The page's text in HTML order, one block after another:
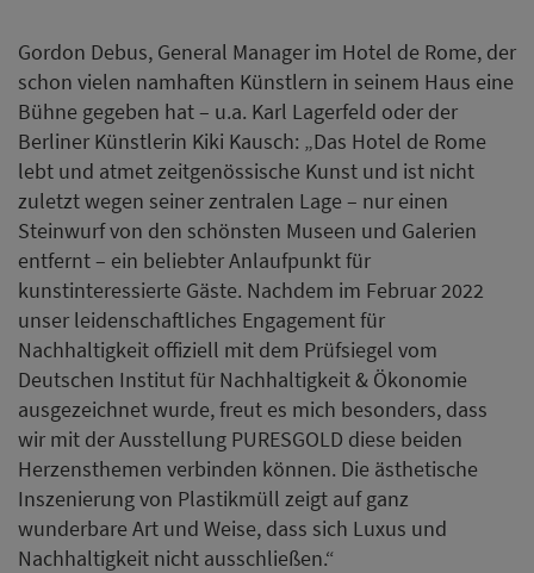
Gordon Debus, General Manager im Hotel de Rome, der
schon vielen namhaften Künstlern in seinem Haus eine
Bühne gegeben hat – u.a. Karl Lagerfeld oder der
Berliner Künstlerin Kiki Kausch: „Das Hotel de Rome
lebt und atmet zeitgenössische Kunst und ist nicht
zuletzt wegen seiner zentralen Lage – nur einen
Steinwurf von den schönsten Museen und Galerien
entfernt – ein beliebter Anlaufpunkt für
kunstinteressierte Gäste. Nachdem im Februar 2022
unser leidenschaftliches Engagement für
Nachhaltigkeit offiziell mit dem Prüfsiegel vom
Deutschen Institut für Nachhaltigkeit & Ökonomie
ausgezeichnet wurde, freut es mich besonders, dass
wir mit der Ausstellung PURESGOLD diese beiden
Herzensthemen verbinden können. Die ästhetische
Inszenierung von Plastikmüll zeigt auf ganz
wunderbare Art und Weise, dass sich Luxus und
Nachhaltigkeit nicht ausschließen.“